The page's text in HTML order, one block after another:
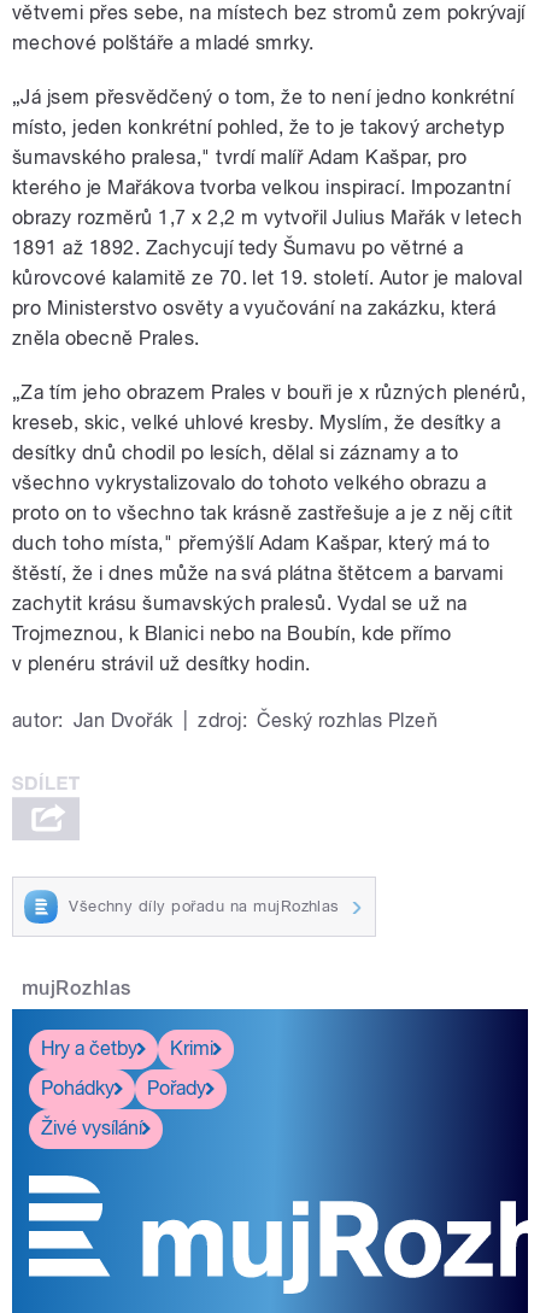
větvemi přes sebe, na místech bez stromů zem pokrývají
mechové polštáře a mladé smrky.
„Já jsem přesvědčený o tom, že to není jedno konkrétní
místo, jeden konkrétní pohled, že to je takový archetyp
šumavského pralesa," tvrdí malíř Adam Kašpar, pro
kterého je Mařákova tvorba velkou inspirací. Impozantní
obrazy rozměrů 1,7 x 2,2 m vytvořil Julius Mařák v letech
1891 až 1892. Zachycují tedy Šumavu po větrné a
kůrovcové kalamitě ze 70. let 19. století. Autor je maloval
pro Ministerstvo osvěty a vyučování na zakázku, která
zněla obecně Prales.
„Za tím jeho obrazem Prales v bouři je x různých plenérů,
kreseb, skic, velké uhlové kresby. Myslím, že desítky a
desítky dnů chodil po lesích, dělal si záznamy a to
všechno vykrystalizovalo do tohoto velkého obrazu a
proto on to všechno tak krásně zastřešuje a je z něj cítit
duch toho místa," přemýšlí Adam Kašpar, který má to
štěstí, že i dnes může na svá plátna štětcem a barvami
zachytit krásu šumavských pralesů. Vydal se už na
Trojmeznou, k Blanici nebo na Boubín, kde přímo
v plenéru strávil už desítky hodin.
autor: Jan Dvořák zdroj: Český rozhlas Plzeň
Všechny díly pořadu na mujRozhlas
mujRozhlas
Hry a četby
Krimi
Pohádky
Pořady
Živé vysílání